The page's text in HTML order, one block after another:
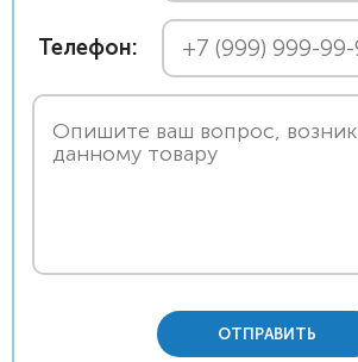
Телефон:
ОТПРАВИТЬ